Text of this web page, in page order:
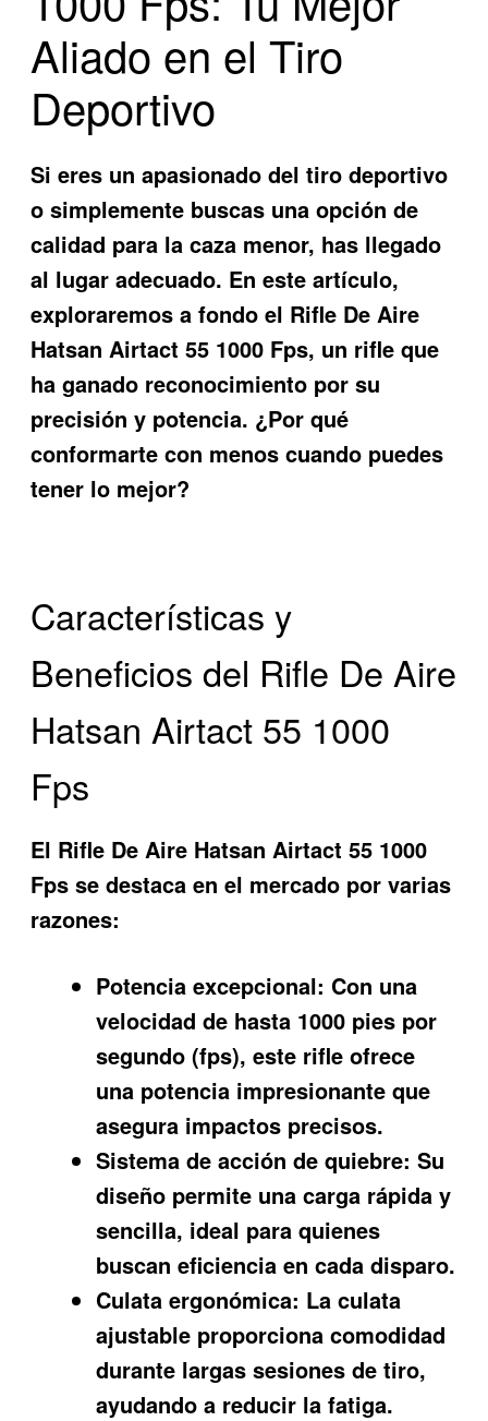
Aliado en el Tiro
Deportivo
Si eres un apasionado del tiro deportivo
o simplemente buscas una opción de
calidad para la caza menor, has llegado
al lugar adecuado. En este artículo,
exploraremos a fondo el Rifle De Aire
Hatsan Airtact 55 1000 Fps, un rifle que
ha ganado reconocimiento por su
precisión y potencia. ¿Por qué
conformarte con menos cuando puedes
tener lo mejor?
Características y
Beneficios del Rifle De Aire
Hatsan Airtact 55 1000
Fps
El Rifle De Aire Hatsan Airtact 55 1000
Fps se destaca en el mercado por varias
razones:
Potencia excepcional: Con una
velocidad de hasta 1000 pies por
segundo (fps), este rifle ofrece
una potencia impresionante que
asegura impactos precisos.
Sistema de acción de quiebre: Su
diseño permite una carga rápida y
sencilla, ideal para quienes
buscan eficiencia en cada disparo.
Culata ergonómica: La culata
ajustable proporciona comodidad
durante largas sesiones de tiro,
ayudando a reducir la fatiga.